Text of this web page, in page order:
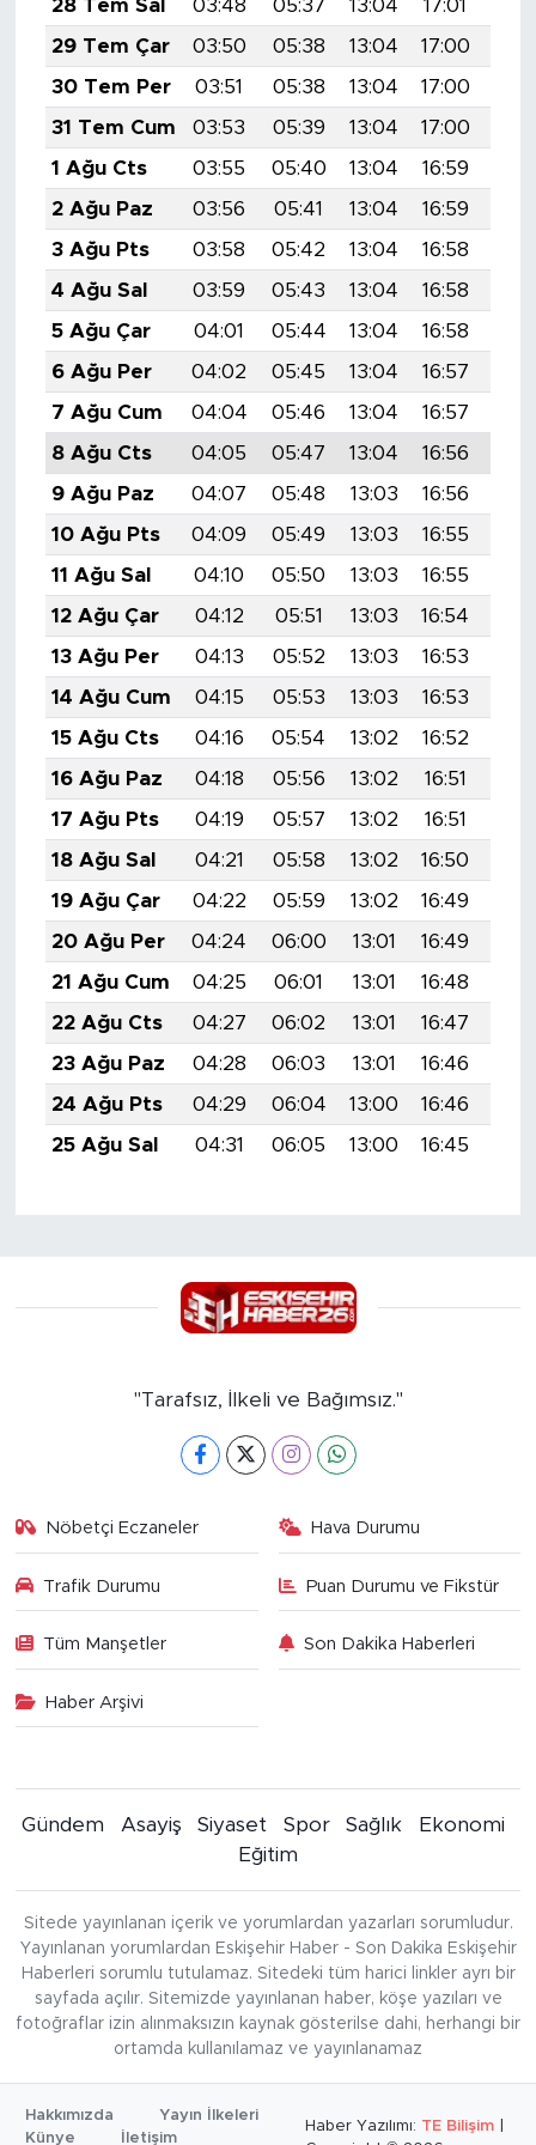
28 Tem Sal
03:48 05:37 13:04 17:01
29 Tem Çar
03:50 05:38 13:04 17:00
30 Tem Per
03:51 05:38 13:04 17:00
31 Tem Cum
03:53 05:39 13:04 17:00
1 Ağu Cts
03:55 05:40 13:04 16:59
2 Ağu Paz
03:56 05:41 13:04 16:59
3 Ağu Pts
03:58 05:42 13:04 16:58
4 Ağu Sal
03:59 05:43 13:04 16:58
5 Ağu Çar
04:01 05:44 13:04 16:58
6 Ağu Per
04:02 05:45 13:04 16:57
7 Ağu Cum
04:04 05:46 13:04 16:57
8 Ağu Cts
04:05 05:47 13:04 16:56
9 Ağu Paz
04:07 05:48 13:03 16:56
10 Ağu Pts
04:09 05:49 13:03 16:55
11 Ağu Sal
04:10 05:50 13:03 16:55
12 Ağu Çar
04:12 05:51 13:03 16:54
13 Ağu Per
04:13 05:52 13:03 16:53
14 Ağu Cum
04:15 05:53 13:03 16:53
15 Ağu Cts
04:16 05:54 13:02 16:52
16 Ağu Paz
04:18 05:56 13:02 16:51
17 Ağu Pts
04:19 05:57 13:02 16:51
18 Ağu Sal
04:21 05:58 13:02 16:50
19 Ağu Çar
04:22 05:59 13:02 16:49
20 Ağu Per
04:24 06:00 13:01 16:49
21 Ağu Cum
04:25 06:01 13:01 16:48
22 Ağu Cts
04:27 06:02 13:01 16:47
23 Ağu Paz
04:28 06:03 13:01 16:46
24 Ağu Pts
04:29 06:04 13:00 16:46
25 Ağu Sal
04:31 06:05 13:00 16:45
"Tarafsız, İlkeli ve Bağımsız."
Nöbetçi Eczaneler Hava Durumu
Trafik Durumu Puan Durumu ve Fikstür
Tüm Manşetler Son Dakika Haberleri
Haber Arşivi
Gündem Asayiş Siyaset Spor Sağlık
Ekonomi
Eğitim
Sitede yayınlanan içerik ve yorumlardan yazarları sorumludur.
Yayınlanan yorumlardan Eskişehir Haber - Son Dakika Eskişehir
Haberleri sorumlu tutulamaz. Sitedeki tüm harici linkler ayrı bir
sayfada açılır. Sitemizde yayınlanan haber, köşe yazıları ve
fotoğraflar izin alınmaksızın kaynak gösterilse dahi, herhangi bir
ortamda kullanılamaz ve yayınlanamaz
Hakkımızda
Yayın İlkeleri
Künye
İletişim
Haber Yazılımı: TE Bilişim